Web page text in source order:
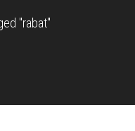
"rabat"